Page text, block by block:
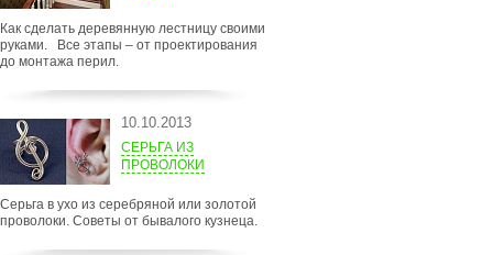
Как сделать деревянную лестницу своими
руками. Все этапы – от проектирования
до монтажа перил.
10.10.2013
СЕРЬГА ИЗ
ПРОВОЛОКИ
Серьга в ухо из серебряной или золотой
проволоки. Советы от бывалого кузнеца.